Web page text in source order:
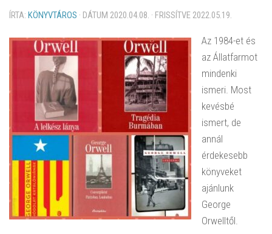
ÍRTA: KÖNYVTÁROS · DÁTUM 2020.04.08. · FRISSÍTVE 2022.05.19.
Az 1984-et és
az Állatfarmot
mindenki
ismeri. Most
kevésbé
ismert, de
annál
érdekesebb
könyveket
ajánlunk
George
Orwelltől.